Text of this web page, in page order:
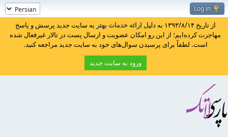
Log in
از تاریخ ۱۳۹۳/۸/۱۴ به دلیل ارائه خدمات بهتر به سایت جدید پرسش و پاسخ
مهاجرت کرده‌ایم؛ از این رو امکان عضویت و ارسال پست در تالار غیرفعال شده
است. لطفاً برای پرسیدن سوال‌های خود به سایت جدید مراجعه کنید.
ورود به سایت جدید